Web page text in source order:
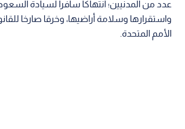
عدد من المدنيين؛ انتهاكا سافرا لسيادة
واستقرارها وسلامة أراضيها، وخرقا صارخا
الأمم المتحدة.